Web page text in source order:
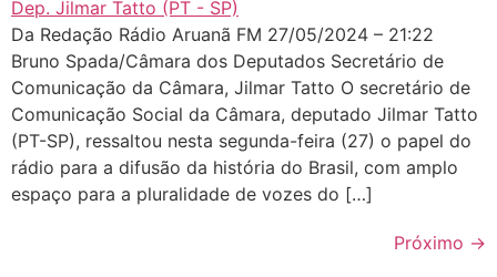
Da Redação Rádio Aruanã FM 27/05/2024 – 21:22
Bruno Spada/Câmara dos Deputados Secretário de
Comunicação da Câmara, Jilmar Tatto O secretário de
Comunicação Social da Câmara, deputado Jilmar Tatto
(PT-SP), ressaltou nesta segunda-feira (27) o papel do
rádio para a difusão da história do Brasil, com amplo
espaço para a pluralidade de vozes do […]
Próximo →